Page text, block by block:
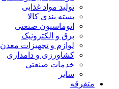
تولید مواد غذایی
بسته بندی کالا
اتوماسیون صنعتی
برق و الکترونیک
لوازم و تجهیزات معدن
کشاورزی و دامداری
خدمات صنعتی
سایر
متفرقه